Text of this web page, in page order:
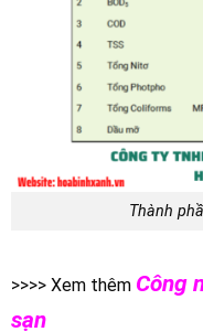
Thành
>>>> Xem thêm Công
sạn